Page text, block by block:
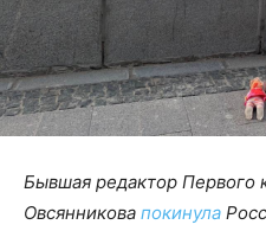
Бывшая редактор Первого
Овсянникова покинула